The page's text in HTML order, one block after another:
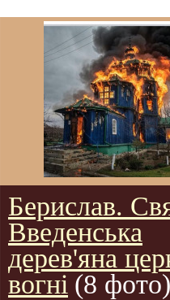
Берислав.
Введенська
дерев'яна
вогні (8 фото)